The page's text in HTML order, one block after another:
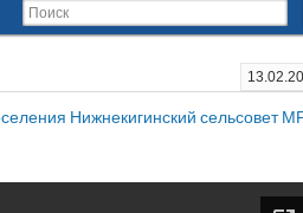
Нижнекигинский сельсовет